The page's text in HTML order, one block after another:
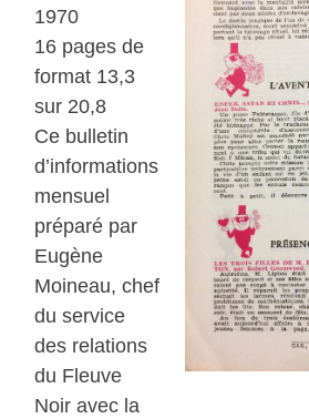
1970
16 pages de
format 13,3
sur 20,8
Ce bulletin
d’informations
mensuel
préparé par
Eugène
Moineau, chef
du service
des relations
du Fleuve
Noir avec la